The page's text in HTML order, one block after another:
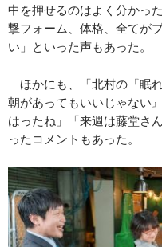
中を押せるのはよく分かっ
撃フォーム、体格、全てが
い」といった声もあった。
ほかにも、「北村の『眠
朝があってもいいじゃない
はったね」「来週は藤堂さ
ったコメントもあった。